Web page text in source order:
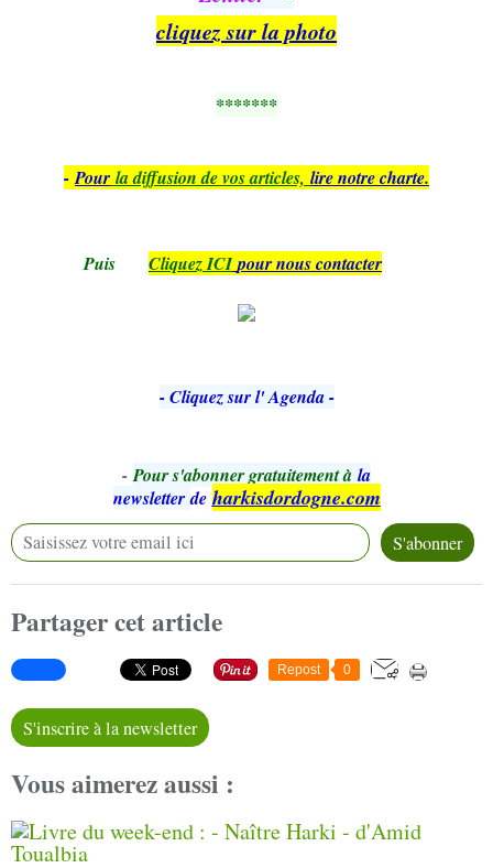
cliquez sur la photo
*******
- Pour la diffusion de vos articles, lire notre charte.
Puis Cliquez ICI pour nous contacter
- Cliquez sur l' Agenda -
- Pour s'abonner gratuitement à la
newsletter de harkisdordogne.com
Partager cet article
Repost 0
S'inscrire à la newsletter
Vous aimerez aussi :